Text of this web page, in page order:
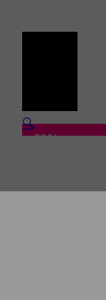
-30%
🔍